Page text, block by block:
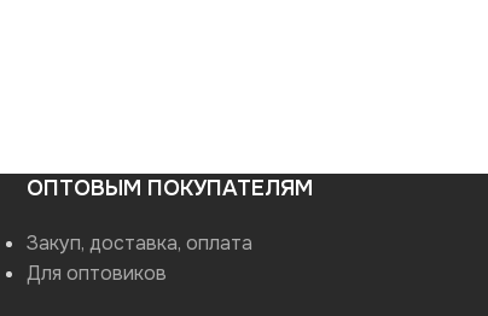
ОПТОВЫМ ПОКУПАТЕЛЯМ
Закуп, доставка, оплата
Для оптовиков